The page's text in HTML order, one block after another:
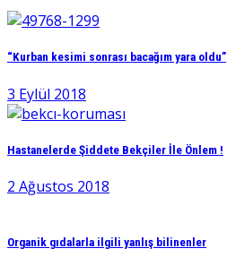
“Kurban kesimi sonrası bacağım yara oldu”
3 Eylül 2018
Hastanelerde Şiddete Bekçiler İle Önlem !
2 Ağustos 2018
Organik gıdalarla ilgili yanlış bilinenler